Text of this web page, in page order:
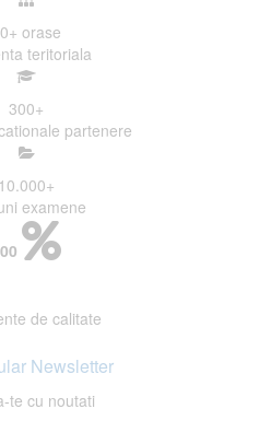
orase
teritoriala
300+
partenere
10.000+
examene
de calitate
Newsletter
te cu noutati